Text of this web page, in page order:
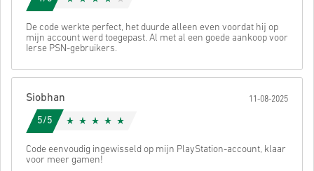
De code werkte perfect, het duurde alleen even voordat hij op
mijn account werd toegepast. Al met al een goede aankoop voor
Ierse PSN-gebruikers.
Siobhan 11-08-2025
5/5
Code eenvoudig ingewisseld op mijn PlayStation-account, klaar
voor meer gamen!